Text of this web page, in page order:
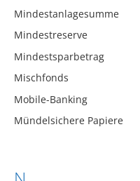
Mindestanlagesumme
Mindestreserve
Mindestsparbetrag
Mischfonds
Mobile-Banking
Mündelsichere Papiere